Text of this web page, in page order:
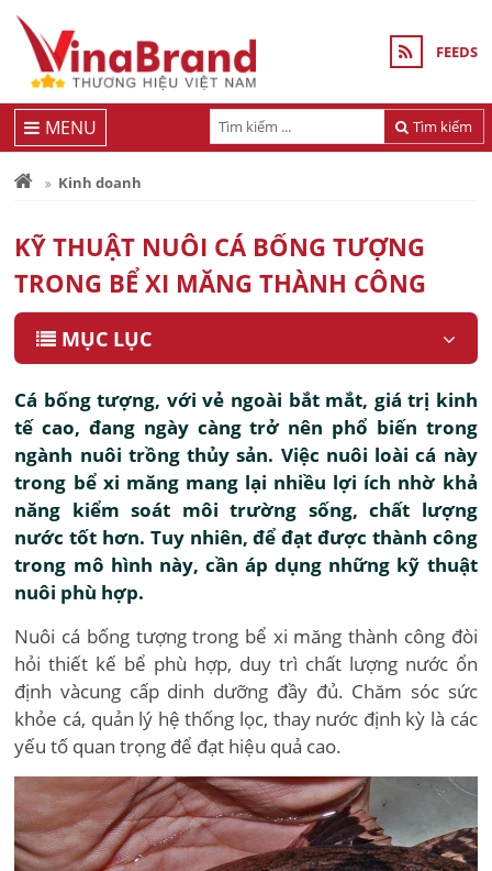
FEEDS
Tìm kiếm
MENU
Kinh doanh
KỸ THUẬT NUÔI CÁ BỐNG TƯỢNG
TRONG BỂ XI MĂNG THÀNH CÔNG
MỤC LỤC
Cá bống tượng, với vẻ ngoài bắt mắt, giá trị kinh
tế cao, đang ngày càng trở nên phổ biến trong
ngành nuôi trồng thủy sản. Việc nuôi loài cá này
trong bể xi măng mang lại nhiều lợi ích nhờ khả
năng kiểm soát môi trường sống, chất lượng
nước tốt hơn. Tuy nhiên, để đạt được thành công
trong mô hình này, cần áp dụng những kỹ thuật
nuôi phù hợp.
Nuôi cá bống tượng trong bể xi măng thành công đòi
hỏi thiết kế bể phù hợp, duy trì chất lượng nước ổn
định vàcung cấp dinh dưỡng đầy đủ. Chăm sóc sức
khỏe cá, quản lý hệ thống lọc, thay nước định kỳ là các
yếu tố quan trọng để đạt hiệu quả cao.